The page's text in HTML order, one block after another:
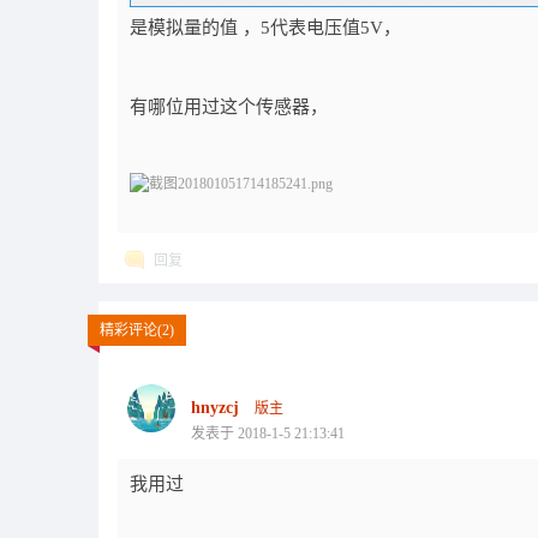
是模拟量的值 ，5代表电压值5V，
有哪位用过这个传感器，
回复
精彩评论(2)
hnyzcj
版主
发表于 2018-1-5 21:13:41
我用过